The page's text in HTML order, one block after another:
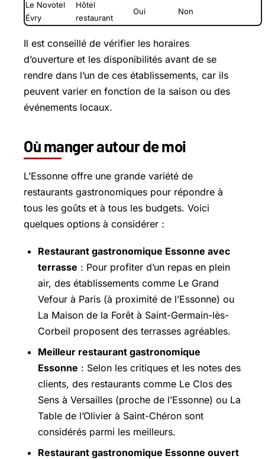
Le Novotel
Évry
Hôtel
restaurant
Oui Non
Il est conseillé de vérifier les horaires
d’ouverture et les disponibilités avant de se
rendre dans l’un de ces établissements, car ils
peuvent varier en fonction de la saison ou des
événements locaux.
Où manger autour de moi
L’Essonne offre une grande variété de
restaurants gastronomiques pour répondre à
tous les goûts et à tous les budgets. Voici
quelques options à considérer :
Restaurant gastronomique Essonne avec
terrasse : Pour profiter d’un repas en plein
air, des établissements comme Le Grand
Vefour à Paris (à proximité de l’Essonne) ou
La Maison de la Forêt à Saint-Germain-lès-
Corbeil proposent des terrasses agréables.
Meilleur restaurant gastronomique
Essonne : Selon les critiques et les notes des
clients, des restaurants comme Le Clos des
Sens à Versailles (proche de l’Essonne) ou La
Table de l’Olivier à Saint-Chéron sont
considérés parmi les meilleurs.
Restaurant gastronomique Essonne ouvert